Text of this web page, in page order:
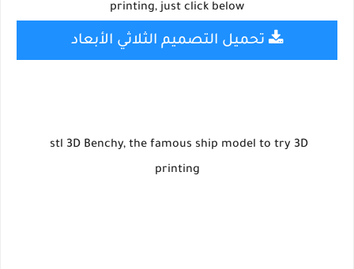
printing, just click below
تحميل التصميم الثلاثي الأبعاد
stl 3D Benchy, the famous ship model to try 3D
printing